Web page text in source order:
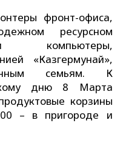
фронт-офиса,
ресурсном
компьютеры,
«Казгермунай»,
семьям. К
дню 8 Марта
корзины
– в пригороде и